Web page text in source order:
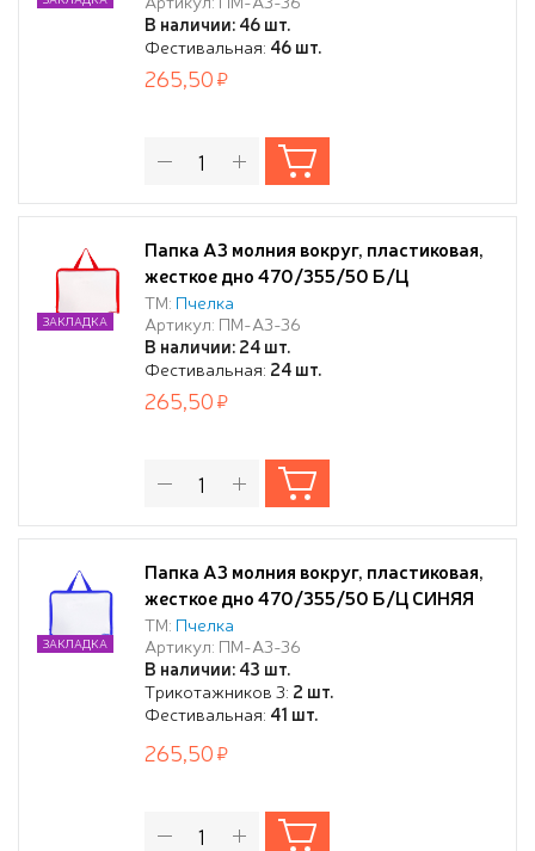
В наличии: 46 шт.
Фестивальная: 46 шт.
265,50
Папка А3 молния вокруг, пластиковая,
жесткое дно 470/355/50 Б/Ц
КРАСНАЯ
ТМ: Пчелка
Артикул: ПМ-А3-36
В наличии: 24 шт.
Фестивальная: 24 шт.
ЗАКЛАДКА
265,50
Папка А3 молния вокруг, пластиковая,
жесткое дно 470/355/50 Б/Ц СИНЯЯ
ТМ: Пчелка
Артикул: ПМ-А3-36
В наличии: 43 шт.
Трикотажников 3: 2 шт.
Фестивальная: 41 шт.
ЗАКЛАДКА
265,50